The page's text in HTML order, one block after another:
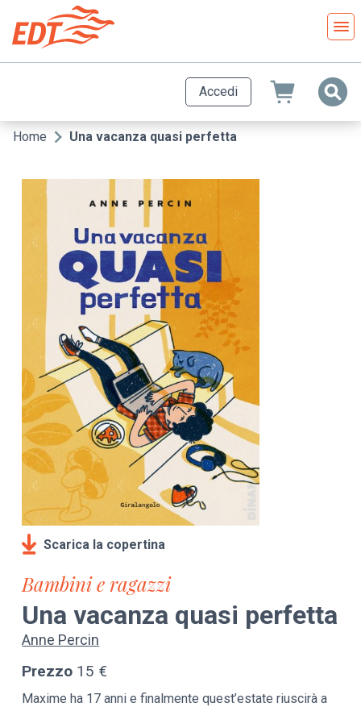
contenuto
principale
Accedi
Briciole
pane
Home Una vacanza quasi perfetta
Scarica la copertina
Bambini e ragazzi
Una vacanza quasi perfetta
Anne Percin
Prezzo 15 €
Maxime ha 17 anni e finalmente quest’estate riuscirà a